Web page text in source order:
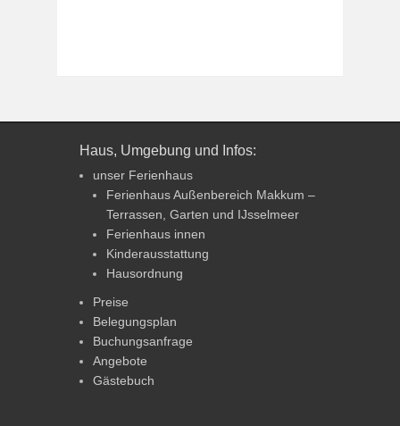
Haus, Umgebung und Infos:
unser Ferienhaus
Ferienhaus Außenbereich Makkum –
Terrassen, Garten und IJsselmeer
Ferienhaus innen
Kinderausstattung
Hausordnung
Preise
Belegungsplan
Buchungsanfrage
Angebote
Gästebuch